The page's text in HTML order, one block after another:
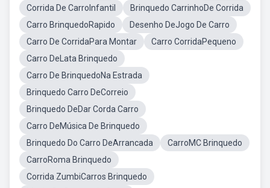
Corrida De CarroInfantil
Brinquedo CarrinhoDe Corrida
Carro BrinquedoRapido
Desenho DeJogo De Carro
Carro De CorridaPara Montar
Carro CorridaPequeno
Carro DeLata Brinquedo
Carro De BrinquedoNa Estrada
Brinquedo Carro DeCorreio
Brinquedo DeDar Corda Carro
Carro DeMúsica De Brinquedo
Brinquedo Do Carro DeArrancada
CarroMC Brinquedo
CarroRoma Brinquedo
Corrida ZumbiCarros Brinquedo